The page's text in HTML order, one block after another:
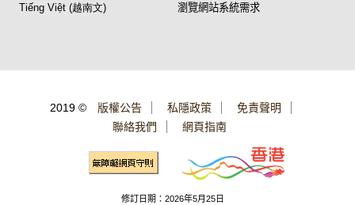
Tiếng Việt (越南文)
瀏覽網站系統需求
2019 © 版權公告 私隱政策
免責聲明
聯絡我們
網頁指南
修訂日期：2026年5月25日